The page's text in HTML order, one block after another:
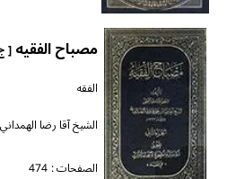
مصباح الفقيه[ ج
الفقه
الشيخ آقا رضا الهمداني
الصفحات : 474